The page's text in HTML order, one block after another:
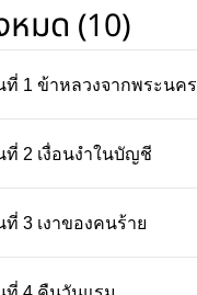
มด (10)
ตอนที่ 1 ข้าหลวงจากพระนคร
ตอนที่ 2 เงื่อนงำในบัญชี
ตอนที่ 3 เงาของคนร้าย